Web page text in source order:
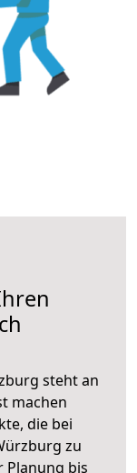
steht an
machen
die bei
zu
Planung bis